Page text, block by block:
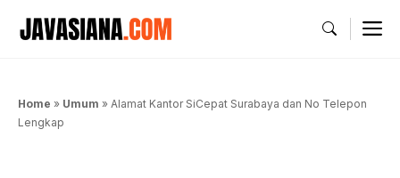
Home » Umum » Alamat Kantor SiCepat Surabaya dan No Telepon
Lengkap